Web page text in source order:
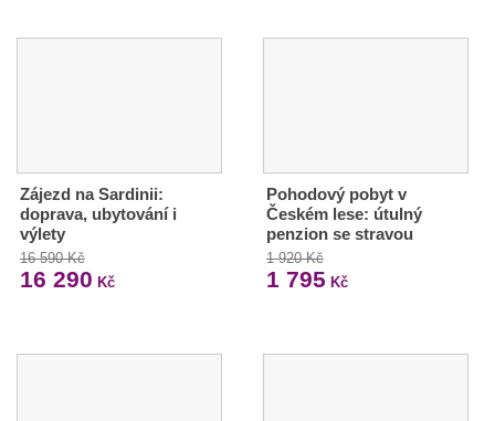
Zájezd na Sardinii:
doprava, ubytování i
výlety
16 590 Kč
16 290 Kč
Pohodový pobyt v
Českém lese: útulný
penzion se stravou
1 920 Kč
1 795 Kč